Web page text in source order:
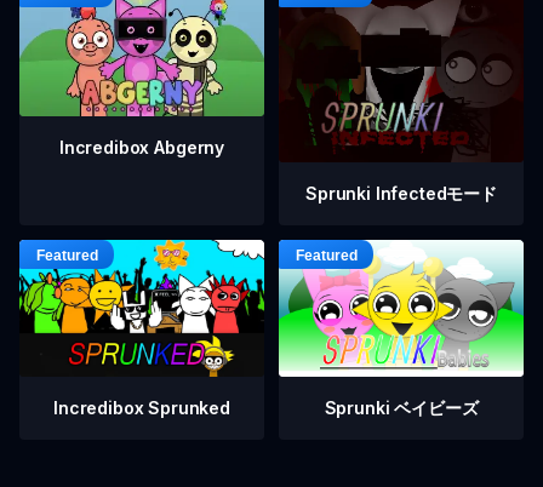
Incredibox Abgerny
Sprunki Infectedモード
Incredibox Sprunked Sprunki ベイビーズ